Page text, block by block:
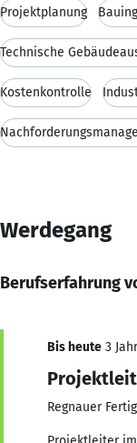
Projektplanung
Technische
Kostenkontrolle
Werdegang
Berufserfahrung
Bis heute 3
Regnauer